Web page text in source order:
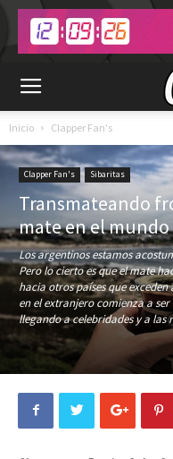
Inicio Clapper Fan's
Clapper Fan's Sibaritas
Transmateando
mate en el mundo
Los argentinos estamos
Pero lo cierto es que el mate
hacia otros países que
en el extranjero comienza a
llegando a celebridades y a las